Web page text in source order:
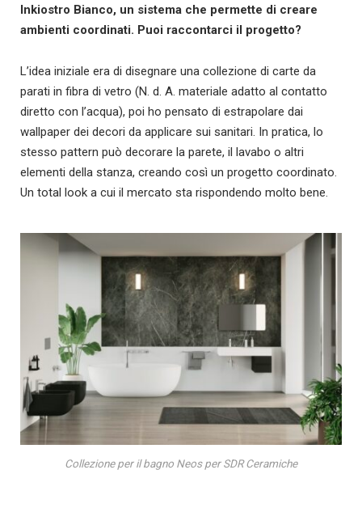
Inkiostro Bianco, un sistema che permette di creare
ambienti coordinati. Puoi raccontarci il progetto?
L’idea iniziale era di disegnare una collezione di carte da
parati in fibra di vetro (N. d. A. materiale adatto al contatto
diretto con l’acqua), poi ho pensato di estrapolare dai
wallpaper dei decori da applicare sui sanitari. In pratica, lo
stesso pattern può decorare la parete, il lavabo o altri
elementi della stanza, creando così un progetto coordinato.
Un total look a cui il mercato sta rispondendo molto bene.
Collezione per il bagno Neos per SDR Ceramiche